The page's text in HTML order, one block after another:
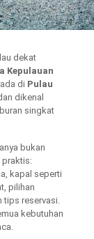
dekat
Kepulauan
di Pulau
dikenal
singkat
bukan
praktis:
kapal seperti
pilihan
reservasi.
kebutuhan